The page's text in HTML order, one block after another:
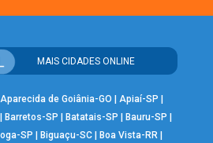
MAIS CIDADES ONLINE
Aparecida de Goiânia-GO Apiaí-SP
Barretos-SP Batatais-SP Bauru-SP
SP Biguaçu-SC Boa Vista-RR